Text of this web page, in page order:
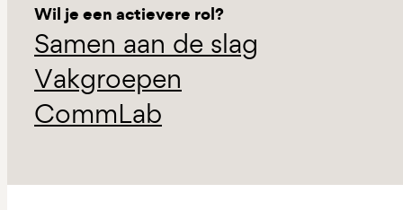
Wil je een actievere rol?
Samen aan de slag
Vakgroepen
CommLab